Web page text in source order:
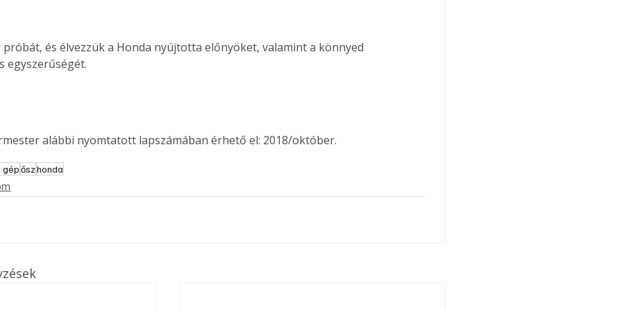
és élvezzük a Honda nyújtotta előnyöket, valamint a könnyed
egyszerűségét.
alábbi nyomtatott lapszámában érhető el: 2018/október.
gépőszhonda